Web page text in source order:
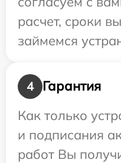
расчет, сроки
займемся
4
Гарантия
Как только
и подписания
работ Вы